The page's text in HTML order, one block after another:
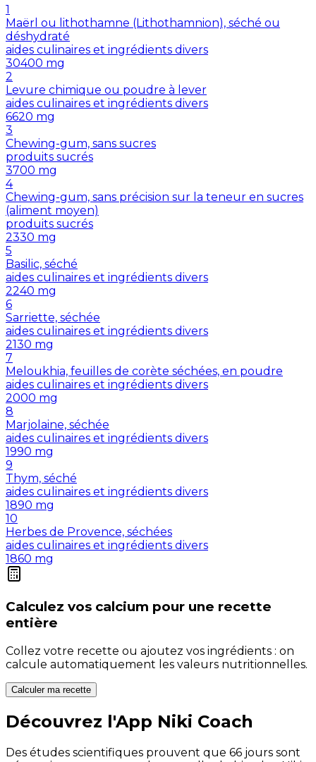
1
Maërl ou lithothamne (Lithothamnion), séché ou
déshydraté
aides culinaires et ingrédients divers
30400 mg
2
Levure chimique ou poudre à lever
aides culinaires et ingrédients divers
6620 mg
3
Chewing-gum, sans sucres
produits sucrés
3700 mg
4
Chewing-gum, sans précision sur la teneur en sucres
(aliment moyen)
produits sucrés
2330 mg
5
Basilic, séché
aides culinaires et ingrédients divers
2240 mg
6
Sarriette, séchée
aides culinaires et ingrédients divers
2130 mg
7
Meloukhia, feuilles de corète séchées, en poudre
aides culinaires et ingrédients divers
2000 mg
8
Marjolaine, séchée
aides culinaires et ingrédients divers
1990 mg
9
Thym, séché
aides culinaires et ingrédients divers
1890 mg
10
Herbes de Provence, séchées
aides culinaires et ingrédients divers
1860 mg
Calculez vos calcium pour une recette
entière
Collez votre recette ou ajoutez vos ingrédients : on
calcule automatiquement les valeurs nutritionnelles.
Calculer ma recette
Découvrez l'App Niki Coach
Des études scientifiques prouvent que 66 jours sont